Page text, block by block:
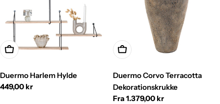
Vælg
Duermo Harlem Hylde
Normalpris
449,00 kr
Vælg
Duermo Corvo Terracotta
Dekorationskrukke
Normalpris
Fra 1.379,00 kr